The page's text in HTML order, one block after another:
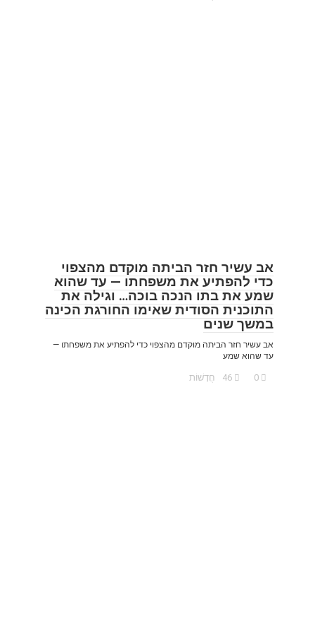
אב עשיר חזר הביתה מוקדם מהצפוי
כדי להפתיע את משפחתו — עד שהוא
שמע את בתו הנכה בוכה… וגילה את
התוכנית הסודית שאימו החורגת הכינה
במשך שנים
אב עשיר חזר הביתה מוקדם מהצפוי כדי להפתיע את משפחתו —
עד שהוא שמע
חֲדָשׁוֹת 0
46